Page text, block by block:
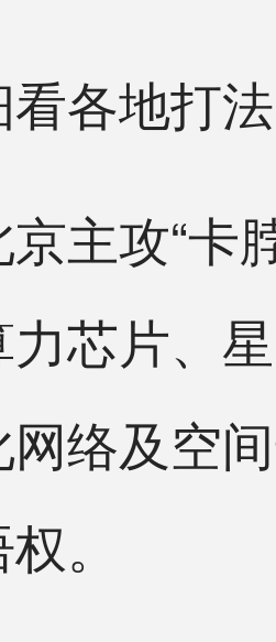
地打法
攻“卡脖
芯片、
络及空
。